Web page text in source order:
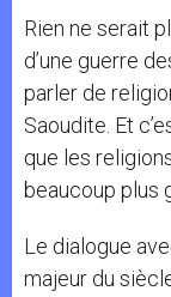
Rien ne serait
d’une guerre
parler de
Saoudite. Et
que les
beaucoup plus
Le dialogue
majeur du